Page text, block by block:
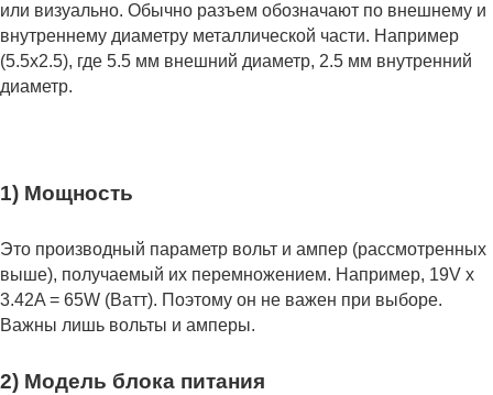
или визуально. Обычно разъем обозначают по внешнему и
внутреннему диаметру металлической части. Например
(5.5x2.5), где 5.5 мм внешний диаметр, 2.5 мм внутренний
диаметр.
1) Мощность
Это производный параметр вольт и ампер (рассмотренных
выше), получаемый их перемножением. Например, 19V x
3.42A = 65W (Ватт). Поэтому он не важен при выборе.
Важны лишь вольты и амперы.
2) Модель блока питания